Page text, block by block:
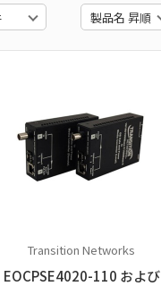
Transition Networks
EOCPSE4020-110 および